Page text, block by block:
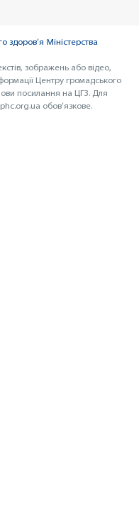
здоров’я Міністерства
зображень або відео,
Центру громадського
посилання на ЦГЗ. Для
обов’язкове.